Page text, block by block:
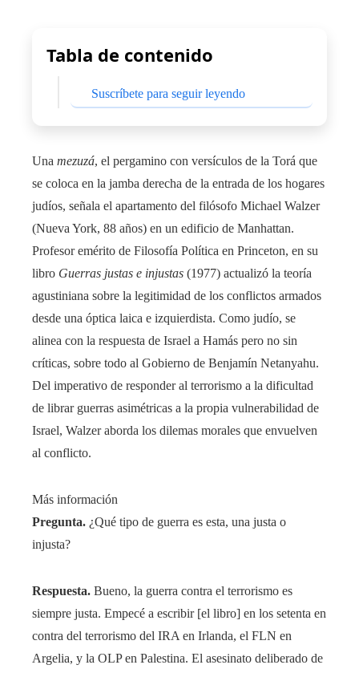
Tabla de contenido
Suscríbete para seguir leyendo
Una mezuzá, el pergamino con versículos de la Torá que
se coloca en la jamba derecha de la entrada de los hogares
judíos, señala el apartamento del filósofo Michael Walzer
(Nueva York, 88 años) en un edificio de Manhattan.
Profesor emérito de Filosofía Política en Princeton, en su
libro Guerras justas e injustas (1977) actualizó la teoría
agustiniana sobre la legitimidad de los conflictos armados
desde una óptica laica e izquierdista. Como judío, se
alinea con la respuesta de Israel a Hamás pero no sin
críticas, sobre todo al Gobierno de Benjamín Netanyahu.
Del imperativo de responder al terrorismo a la dificultad
de librar guerras asimétricas a la propia vulnerabilidad de
Israel, Walzer aborda los dilemas morales que envuelven
al conflicto.
Más información
Pregunta. ¿Qué tipo de guerra es esta, una justa o
injusta?
Respuesta. Bueno, la guerra contra el terrorismo es
siempre justa. Empecé a escribir [el libro] en los setenta en
contra del terrorismo del IRA en Irlanda, el FLN en
Argelia, y la OLP en Palestina. El asesinato deliberado de